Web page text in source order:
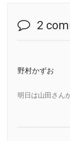
2
野村かずお
明日は山田さん